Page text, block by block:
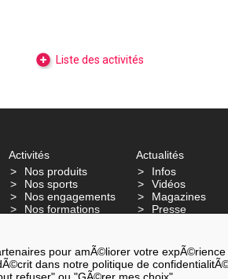
Liste des activités
Activités
Nos produits
Nos sports
Nos engagements
Nos formations
Actualités
Infos
Vidéos
Magazines
Presse
pour amÃ©liorer votre
dans notre politique de